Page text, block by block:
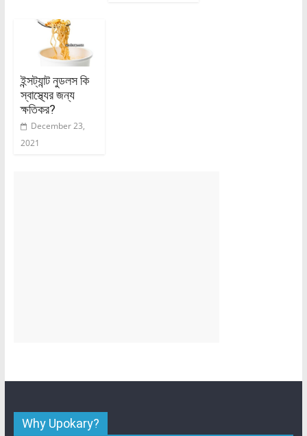
ইন্সট্যান্ট নুডলস কি
স্বাস্থ্যের জন্য
ক্ষতিকর?
December 23,
2021
Why Upokary?